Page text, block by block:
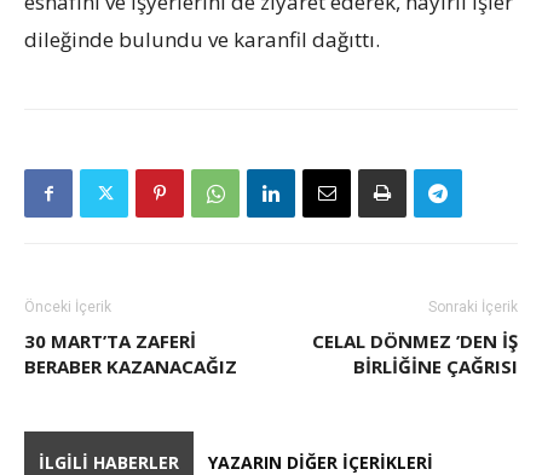
dileğinde bulundu ve karanfil dağıttı.
Önceki İçerik
30 MART’TA ZAFERI
BERABER KAZANACAĞIZ
Sonraki İçerik
CELAL DÖNMEZ ’DEN IŞ
BIRLIĞINE ÇAĞRISI
İLGILI HABERLER YAZARIN DIĞER İÇERIKLERI